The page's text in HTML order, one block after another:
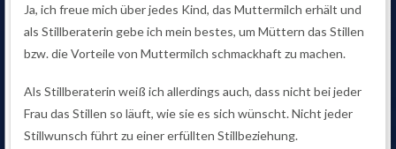
Ja, ich freue mich über jedes Kind, das Muttermilch erhält und
als Stillberaterin gebe ich mein bestes, um Müttern das Stillen
bzw. die Vorteile von Muttermilch schmackhaft zu machen.
Als Stillberaterin weiß ich allerdings auch, dass nicht bei jeder
Frau das Stillen so läuft, wie sie es sich wünscht. Nicht jeder
Stillwunsch führt zu einer erfüllten Stillbeziehung.